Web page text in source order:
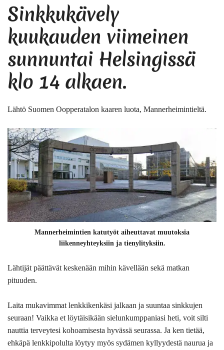
Sinkkukävely
kuukauden viimeinen
sunnuntai Helsingissä
klo 14 alkaen.
Lähtö Suomen Oopperatalon kaaren luota, Mannerheimintieltä.
Mannerheimintien katutyöt aiheuttavat muutoksia
liikenneyhteyksiin ja tienylityksiin.
Lähtijät päättävät keskenään mihin kävellään sekä matkan
pituuden.
Laita mukavimmat lenkkikenkäsi jalkaan ja suuntaa sinkkujen
seuraan! Vaikka et löytäisikään sielunkumppaniasi heti, voit silti
nauttia terveytesi kohoamisesta hyvässä seurassa. Ja ken tietää,
ehkäpä lenkkipolulta löytyy myös sydämen kyllyydestä naurua ja